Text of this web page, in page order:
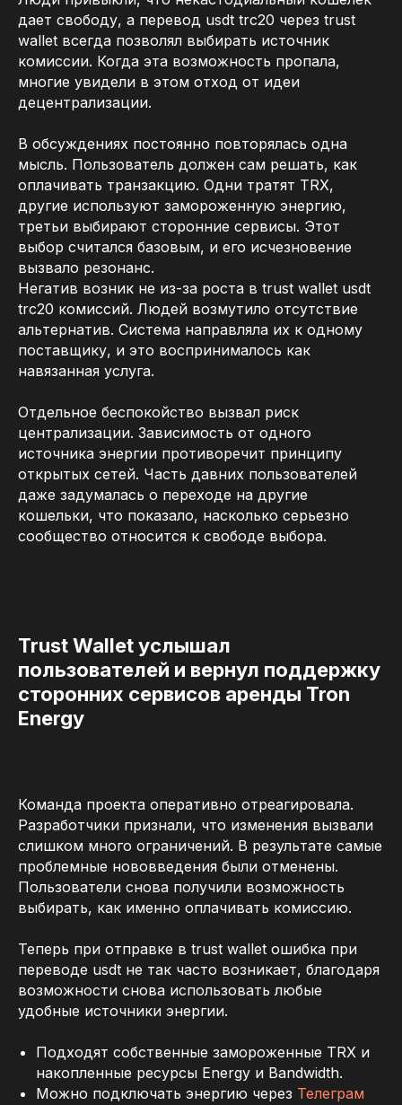
дает свободу, а перевод usdt trc20 через trust
wallet всегда позволял выбирать источник
комиссии. Когда эта возможность пропала,
многие увидели в этом отход от идеи
децентрализации.
В обсуждениях постоянно повторялась одна
мысль. Пользователь должен сам решать, как
оплачивать транзакцию. Одни тратят TRX,
другие используют замороженную энергию,
третьи выбирают сторонние сервисы. Этот
выбор считался базовым, и его исчезновение
вызвало резонанс.
Негатив возник не из-за роста в trust wallet usdt
trc20 комиссий. Людей возмутило отсутствие
альтернатив. Система направляла их к одному
поставщику, и это воспринималось как
навязанная услуга.
Отдельное беспокойство вызвал риск
централизации. Зависимость от одного
источника энергии противоречит принципу
открытых сетей. Часть давних пользователей
даже задумалась о переходе на другие
кошельки, что показало, насколько серьезно
сообщество относится к свободе выбора.
Trust Wallet услышал
пользователей и вернул поддержку
сторонних сервисов аренды Tron
Energy
Команда проекта оперативно отреагировала.
Разработчики признали, что изменения вызвали
слишком много ограничений. В результате самые
проблемные нововведения были отменены.
Пользователи снова получили возможность
выбирать, как именно оплачивать комиссию.
Теперь при отправке в trust wallet ошибка при
переводе usdt не так часто возникает, благодаря
возможности снова использовать любые
удобные источники энергии.
Подходят собственные замороженные TRX и
накопленные ресурсы Energy и Bandwidth.
Можно подключать энергию через Телеграм